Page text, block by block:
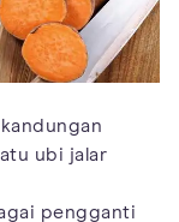
ubi jalar
pengganti